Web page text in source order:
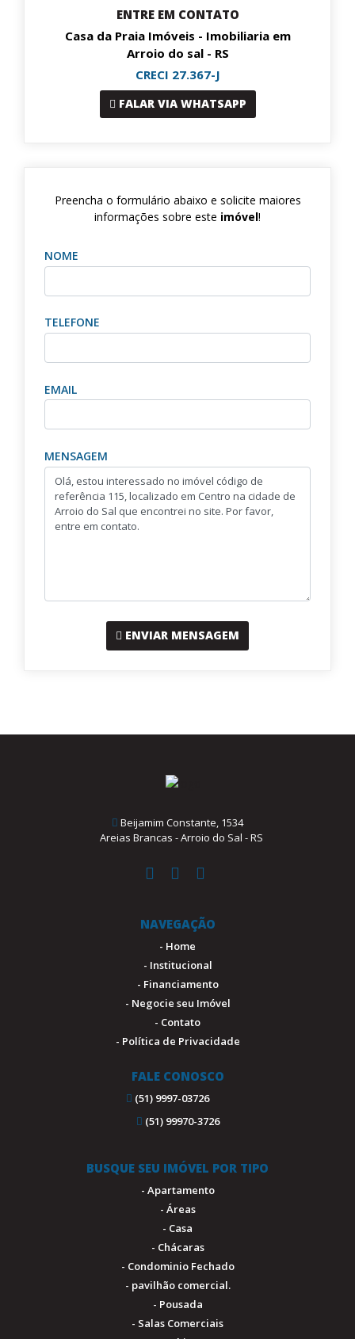
ENTRE EM CONTATO
Casa da Praia Imóveis - Imobiliaria em
Arroio do sal - RS
CRECI 27.367-J
FALAR VIA WHATSAPP
Preencha o formulário abaixo e solicite maiores
informações sobre este imóvel!
NOME
TELEFONE
EMAIL
MENSAGEM
ENVIAR MENSAGEM
Beijamim Constante, 1534
Areias Brancas - Arroio do Sal - RS
NAVEGAÇÃO
- Home
- Institucional
- Financiamento
- Negocie seu Imóvel
- Contato
- Política de Privacidade
FALE CONOSCO
(51) 9997-03726
(51) 99970-3726
BUSQUE SEU IMÓVEL POR TIPO
- Apartamento
- Áreas
- Casa
- Chácaras
- Condominio Fechado
- pavilhão comercial.
- Pousada
- Salas Comerciais